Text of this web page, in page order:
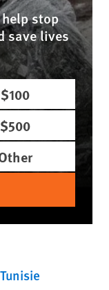
stop
save lives
$100
$500
Tunisie